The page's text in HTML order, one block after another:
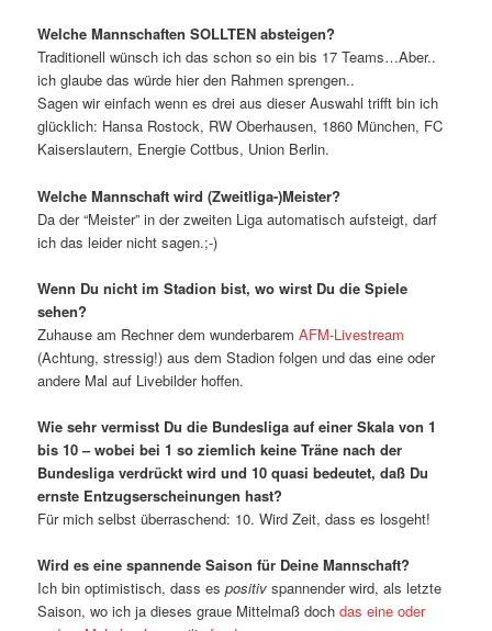
Welche Mannschaften SOLLTEN absteigen?
Traditionell wünsch ich das schon so ein bis 17 Teams…Aber..
ich glaube das würde hier den Rahmen sprengen..
Sagen wir einfach wenn es drei aus dieser Auswahl trifft bin ich
glücklich: Hansa Rostock, RW Oberhausen, 1860 München, FC
Kaiserslautern, Energie Cottbus, Union Berlin.
Welche Mannschaft wird (Zweitliga-)Meister?
Da der “Meister” in der zweiten Liga automatisch aufsteigt, darf
ich das leider nicht sagen.;-)
Wenn Du nicht im Stadion bist, wo wirst Du die Spiele
sehen?
Zuhause am Rechner dem wunderbaremAFM-Livestream
(Achtung, stressig!) aus dem Stadion folgen und das eine oder
andere Mal auf Livebilder hoffen.
Wie sehr vermisst Du die Bundesliga auf einer Skala von 1
bis 10 – wobei bei 1 so ziemlich keine Träne nach der
Bundesliga verdrückt wird und 10 quasi bedeutet, daß Du
ernste Entzugserscheinungen hast?
Für mich selbst überraschend: 10. Wird Zeit, dass es losgeht!
Wird es eine spannende Saison für Deine Mannschaft?
Ich bin optimistisch, dass espositivspannender wird, als letzte
Saison, wo ich ja dieses graue Mittelmaß dochdas eine oder